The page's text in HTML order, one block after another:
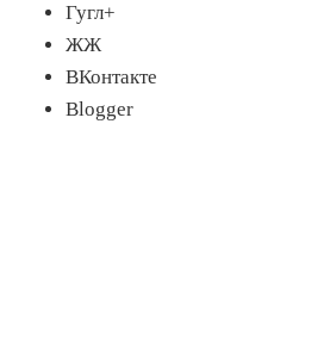
Гугл+
ЖЖ
ВКонтакте
Blogger